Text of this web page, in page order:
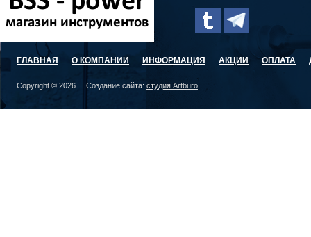
ГЛАВНАЯ О КОМПАНИИ ИНФОРМАЦИЯ АКЦИИ ОПЛАТА
Copyright © 2026 . Создание сайта: студия Artburo